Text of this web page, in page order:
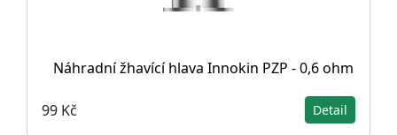
Náhradní žhavící hlava Innokin PZP - 0,6 ohm
99 Kč Detail